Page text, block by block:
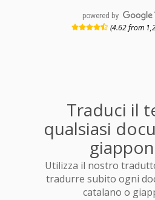
powered by
(4.62 from
Traduci il
qualsiasi
Utilizza il nostro
tradurre subito ogni
catalano o